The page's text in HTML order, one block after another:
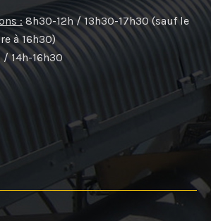
: 8h30-12h / 13h30-17h30 (sauf le
à 16h30)
/ 14h-16h30